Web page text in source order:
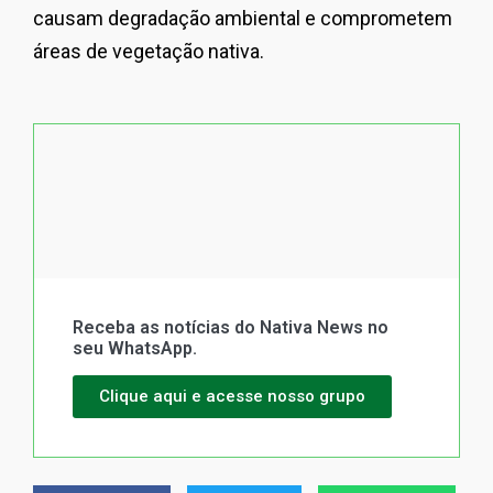
causam degradação ambiental e comprometem
áreas de vegetação nativa.
Receba as notícias do Nativa News no
seu WhatsApp.
Clique aqui e acesse nosso grupo